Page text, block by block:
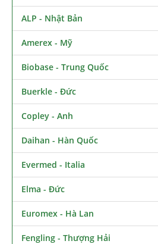
ALP - Nhật Bản
Amerex - Mỹ
Biobase - Trung Quốc
Buerkle - Đức
Copley - Anh
Daihan - Hàn Quốc
Evermed - Italia
Elma - Đức
Euromex - Hà Lan
Fengling - Thượng Hải